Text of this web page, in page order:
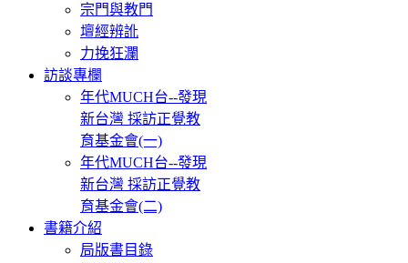
宗門與教門
壇經辨訛
力挽狂瀾
訪談專欄
年代MUCH台--發現
新台灣 採訪正覺教
育基金會(一)
年代MUCH台--發現
新台灣 採訪正覺教
育基金會(二)
書籍介紹
局版書目錄